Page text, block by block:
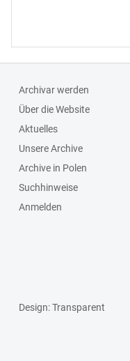
Archivar werden
Über die Website
Aktuelles
Unsere Archive
Archive in Polen
Suchhinweise
Anmelden
Design: Transparent